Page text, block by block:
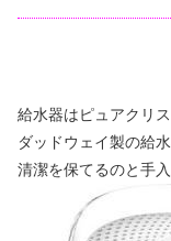
給水器はピュアクリ
ダッドウェイ製の給
清潔を保てるのと手